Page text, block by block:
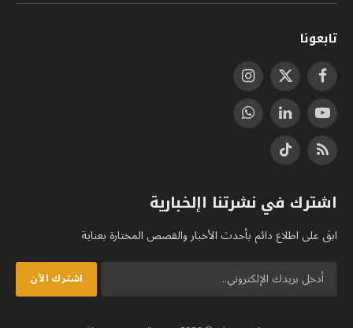
تابعونا
فيسبوكX
(Twitter)
الانستغرام
يوتيوب لينكدإنواتساب
RSS
تيكتوك
اشترك في نشرتنا اإلخبارية
ابقَ على اطلاع دائم بأحدث الأخبار والقصص المختارة بعناية